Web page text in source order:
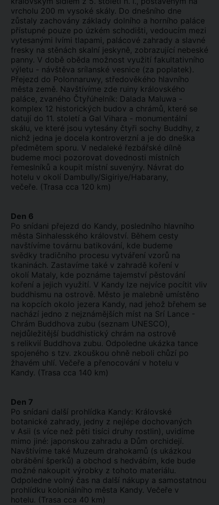
vrcholu 200 m vysoké skály. Do dnešního dne
zůstaly zachovány základy dolního a horního paláce
přístupné pouze po úzkém schodišti, vedoucím mezi
vytesanými lvími tlapami, palácové zahrady a slavné
fresky na stěnách skalní jeskyně, zobrazující nebeské
panny. V době oběda možnost využití fakultativního
výletu - návštěva srílanské vesnice (za poplatek).
Přejezd do Polonnaruwy, středověkého hlavního
města země. Navštívíme zde ruiny královského
paláce, zvaného Čtyřúhelník: Dalada Maluwa -
komplex 12 historických budov a chrámů, které se
datují do 11. století a Gal Vihara - monumentální
skálu, ve které jsou vytesány čtyři sochy Buddhy, z
nichž jedna je docela kontroverzní a je do dneška
předmětem sporu. V nedaleké řezbářské dílně
budeme moci pozorovat dovednosti místních
řemeslníků a koupit místní suvenýry. Návrat do
hotelu v okolí Dambully/Sigiriye/Habarany,
večeře. (Trasa cca 120 km)
Den 6
Po snídani přejezd do Kandy, posledního hlavního
města Sinhalesského království. Během cesty
navštívíme továrnu batikování, kde budeme
svědky tradičního procesu vytváření vzorů na
tkaninách. Zastavíme také v zahradě koření v
okolí Mataly, kde poznáme tajemství pěstování
koření a jejich využití. V Kandy lze nejvíce pocítit vliv
buddhismu na ostrově. Město je malebně umístěno
na kopcích okolo jezera Kandy, nad jehož břehem se
nachází jedno z nejznámějších míst na Srí Lance -
Chrám Buddhova zubu (seznam UNESCO),
nejdůležitější buddhistický chrám na ostrově
s relikvií Buddhova zubu. Odpoledne ukázka tance
spojeného s tzv. zkouškou ohně neboli chůzí po
žhavém uhlí. Večeře a přenocování v hotelu v
Kandy. (Trasa cca 140 km)
Den 7
Po snídani další prohlídka Kandy: Královské
botanické zahrady, jedny z nejlépe dochovaných
v Asii (s více než pěti tisíci druhy rostlin), uvidíme
mimo jiné: japonskou zahradu a Dům orchidejí.
Navštívíme také Muzeum drahokamů (s ukázkou
obrábění šperků) a obchod s hedvábím, kde bude
možné nakoupit výrobky z tohoto materiálu.
Odpoledne volný čas na další nákupy a samostatnou
prohlídku koloniálního města Kandy. Večeře v
hotelu. (Trasa cca 40 km)